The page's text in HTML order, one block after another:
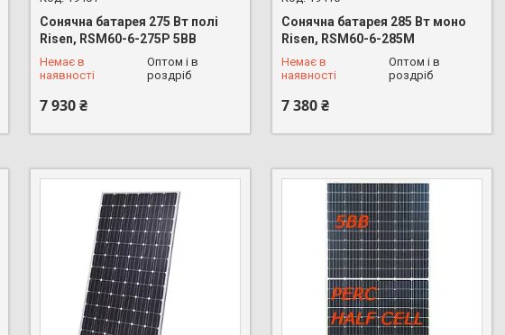
Сонячна батарея 275 Вт полі
Risen, RSM60-6-275P 5BB
Немає в
наявності
Оптом і в
роздріб
7 930 ₴
+380 (68) 626-16-53
Сонячна батарея 285 Вт моно
Risen, RSM60-6-285M
Немає в
наявності
Оптом і в
роздріб
7 380 ₴
+380 (68) 626-16-53